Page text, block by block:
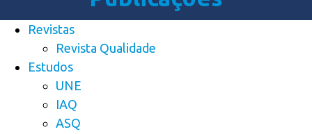
Revistas
Revista Qualidade
Estudos
UNE
IAQ
ASQ